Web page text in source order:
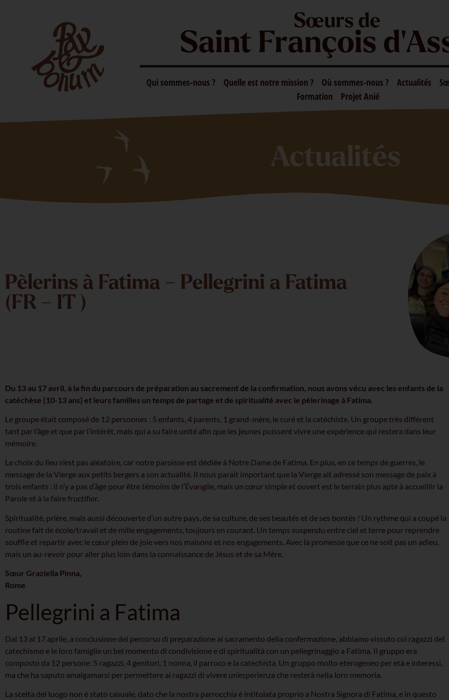
Sœurs de
Saint François
Qui sommes-nous ? Quelle est notre mission ? Où sommes-nous ? Actualités
Formation
Projet Anié
Actualités
Pèlerins à Fatima – Pellegrini a Fatima
(FR – IT )
Du 13 au 17 avril, à la fin du parcours de préparation au sacrement de la confirmation, nous avons vécu avec les enfants de la
catéchèse (10-13 ans) et leurs familles un temps de partage et de spiritualité avec le pèlerinage à Fatima.
Le groupe était composé de 12 personnes : 5 enfants, 4 parents, 1 grand-mère, le curé et la catéchiste. Un groupe très différent
tant par l’âge et que par l’intérêt, mais qui a su faire unité afin que les jeunes puissent vivre une expérience qui restera dans leur
mémoire.
Le choix du lieu n’est pas aléatoire, car notre paroisse est dédiée à Notre Dame de Fatima. En plus, en ce temps de guerres, le
message de la Vierge aux petits bergers a son actualité. Il nous parait important que la Vierge ait adressé son message de paix à
trois enfants : il n’y a pas d’âge pour être témoins de l’Évangile, mais un cœur simple et ouvert est le terrain plus apte à accueillir la
Parole et à la faire fructifier.
Spiritualité, prière, mais aussi découverte d’un autre pays, de sa culture, de ses beautés et de ses bontés ! Un rythme qui a coupé la
routine fait de école/travail et de mille engagements, toujours en courant. Un temps suspendu entre ciel et terre pour reprendre
souffle et repartir avec le cœur plein de joie vers nos maisons et nos engagements. Avec la promesse que ce ne soit pas un adieu,
mais un au-revoir pour aller plus loin dans la connaissance de Jésus et de sa Mère.
Sœur Graziella Pinna,
Rome
Pellegrini a Fatima
Dal 13 al 17 aprile, a conclusione del percorso di preparazione al sacramento della confermazione, abbiamo vissuto coi ragazzi del
catechismo e le loro famiglie un bel momento di condivisione e di spiritualità con un pellegrinaggio a Fatima. Il gruppo era
composto da 12 persone: 5 ragazzi, 4 genitori, 1 nonna, il parroco e la catechista. Un gruppo molto eterogeneo per età e interessi,
ma che ha saputo amalgamarsi per permettere ai ragazzi di vivere un’esperienza che resterà nella loro memoria.
La scelta del luogo non è stato casuale, dato che la nostra parrocchia è intitolata proprio a Nostra Signora di Fatima, e in questo